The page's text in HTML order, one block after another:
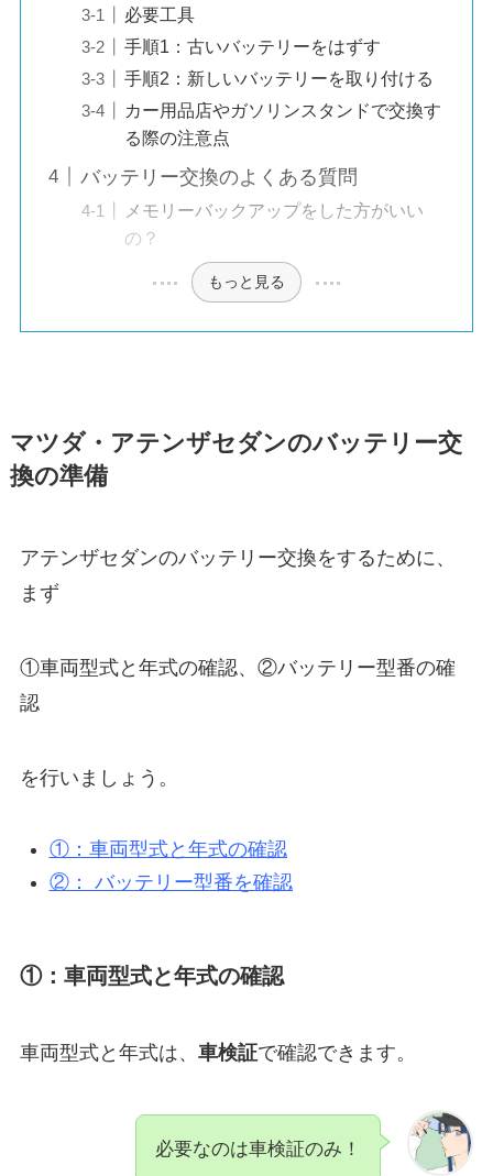
必要工具
手順1：古いバッテリーをはずす
手順2：新しいバッテリーを取り付ける
カー用品店やガソリンスタンドで交換す
る際の注意点
バッテリー交換のよくある質問
メモリーバックアップをした方がいい
の？
もっと見る
マツダ・アテンザセダンのバッテリー交
換の準備
アテンザセダンのバッテリー交換をするために、
まず
①車両型式と年式の確認、②バッテリー型番の確
認
を行いましょう。
①：車両型式と年式の確認
②： バッテリー型番を確認
①：車両型式と年式の確認
車両型式と年式は、 車検証で確認できます。
必要なのは車検証のみ！